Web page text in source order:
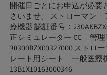
開催日ごとにお申込が必要
さいませ。 ストローマン
療機器 認証番号：
正シミュレーター CC 管理
30300BZX00327000 スト
レート用シート 一般医療
13B1X10163000346